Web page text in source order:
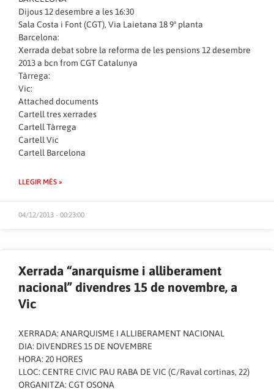
Dijous 12 desembre a les 16:30
Sala Costa i Font (CGT), Via Laietana 18 9ª planta
Barcelona:
Xerrada debat sobre la reforma de les pensions 12 desembre
2013 a bcn from CGT Catalunya
Tàrrega:
Vic:
Attached documents
Cartell tres xerrades
Cartell Tàrrega
Cartell Vic
Cartell Barcelona
LLEGIR MÉS »
04/12/2013 - 00:23:00
Xerrada “anarquisme i alliberament
nacional” divendres 15 de novembre, a
Vic
XERRADA: ANARQUISME I ALLIBERAMENT NACIONAL
DIA: DIVENDRES 15 DE NOVEMBRE
HORA: 20 HORES
LLOC: CENTRE CIVIC PAU RABA DE VIC (C/Raval cortinas, 22)
ORGANITZA: CGT OSONA